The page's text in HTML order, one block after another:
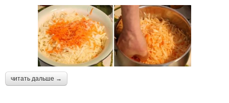
читать дальше →